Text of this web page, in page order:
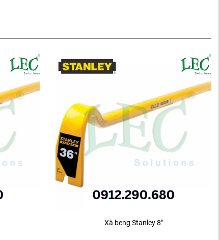
Xà beng Stanley 8"